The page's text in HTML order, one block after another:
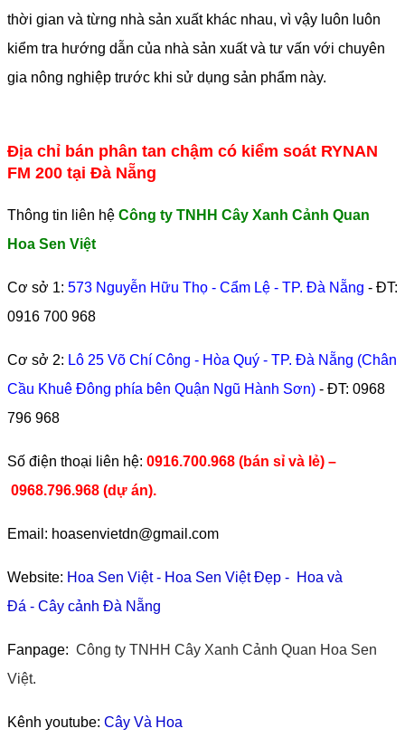
thời gian và từng nhà sản xuất khác nhau, vì vậy luôn luôn
kiểm tra hướng dẫn của nhà sản xuất và tư vấn với chuyên
gia nông nghiệp trước khi sử dụng sản phẩm này.
Địa chỉ bán phân tan chậm có kiểm soát RYNAN
FM 200 tại Đà Nẵng
Thông tin liên hệ Công ty TNHH Cây Xanh Cảnh Quan
Hoa Sen Việt
Cơ sở 1: 573 Nguyễn Hữu Thọ - Cẩm Lệ - TP. Đà Nẵng - ĐT:
0916 700 968
Cơ sở 2: Lô 25 Võ Chí Công - Hòa Quý - TP. Đà Nẵng (Chân
Cầu Khuê Đông phía bên Quận Ngũ Hành Sơn) - ĐT: 0968
796 968
​Số điện thoại liên hệ: 0916.700.968 (bán sỉ và lẻ) –
0968.796.968 (dự án).
Email: hoasenvietdn@gmail.com
Website: Hoa Sen Việt- Hoa Sen Việt Đẹp - Hoa và
Đá - Cây cảnh Đà Nẵng
Fanpage: Công ty TNHH Cây Xanh Cảnh Quan Hoa Sen
Việt.
Kênh youtube: Cây Và Hoa